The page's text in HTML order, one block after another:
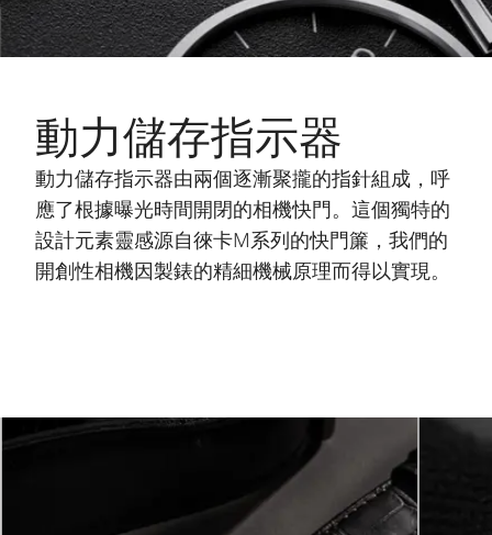
動力儲存指示器
動力儲存指示器由兩個逐漸聚攏的指針組成，呼
應了根據曝光時間開閉的相機快門。這個獨特的
設計元素靈感源自徠卡M系列的快門簾，我們的
開創性相機因製錶的精細機械原理而得以實現。